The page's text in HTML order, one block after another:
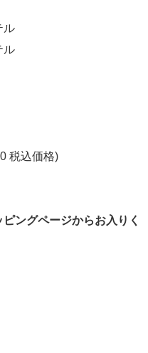
税込価格)
ングページからお入りく